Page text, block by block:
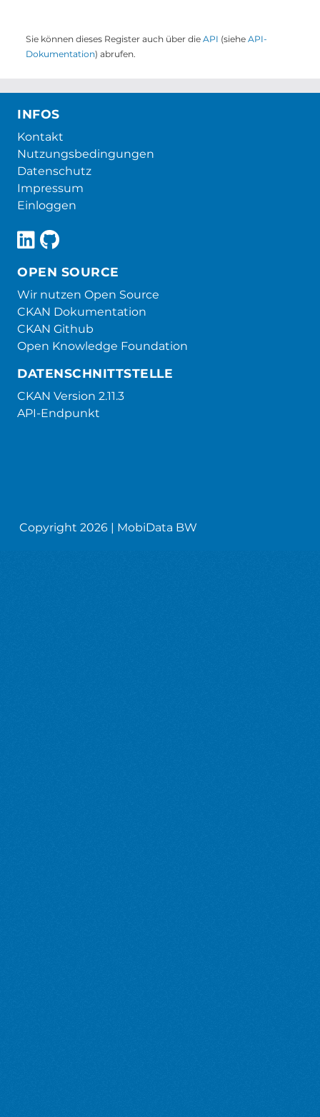
Sie können dieses Register auch über die API (siehe API-
Dokumentation) abrufen.
INFOS
Kontakt
Nutzungsbedingungen
Datenschutz
Impressum
Einloggen
OPEN SOURCE
Wir nutzen Open Source
CKAN Dokumentation
CKAN Github
Open Knowledge Foundation
DATENSCHNITTSTELLE
CKAN Version 2.11.3
API-Endpunkt
Copyright 2026 | MobiData BW